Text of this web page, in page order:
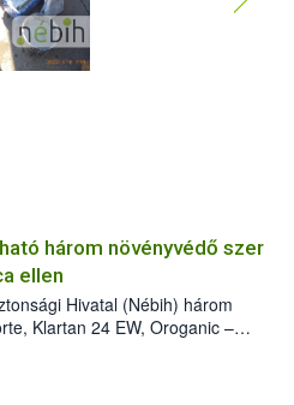
három növényvédő szer
ellen
Hivatal (Nébih) három
Klartan 24 EW, Oroganic –
így azok a szüretet követően,
91) stádiumáig